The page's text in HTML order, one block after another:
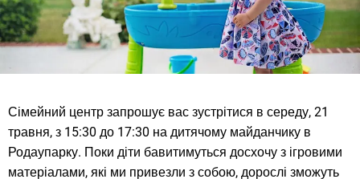
Сімейний центр запрошує вас зустрітися в середу, 21
травня, з 15:30 до 17:30 на дитячому майданчику в
Родаупарку. Поки діти бавитимуться досхочу з ігровими
матеріалами, які ми привезли з собою, дорослі зможуть